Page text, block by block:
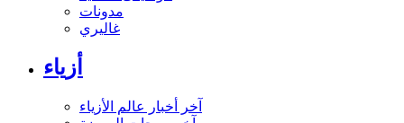
مدونات
غاليري
أزياء
آخر أخبار عالم الأزياء